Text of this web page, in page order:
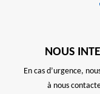
NOUS
En cas d’urgence,
à nous